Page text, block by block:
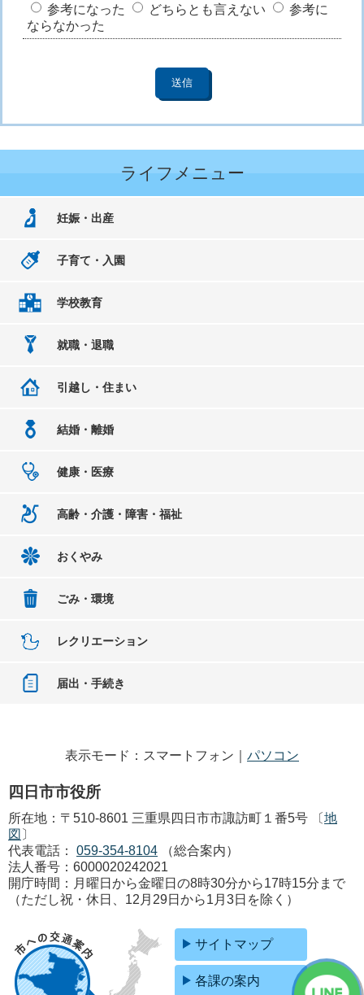
参考になった
どちらとも言えない
参考に
ならなかった
ライフメニュー
妊娠・出産
子育て・入園
学校教育
就職・退職
引越し・住まい
結婚・離婚
健康・医療
高齢・介護・障害・福祉
おくやみ
ごみ・環境
レクリエーション
届出・手続き
表示モード：スマートフォン｜ パソコン
四日市市役所
所在地：〒510-8601 三重県四日市市諏訪町１番5号 〔地
図 〕
代表電話：
059-354-8104
（総合案内）
法人番号：6000020242021
開庁時間：月曜日から金曜日の8時30分から17時15分まで
（ただし祝・休日、12月29日から1月3日を除く）
サイトマップ
各課の案内